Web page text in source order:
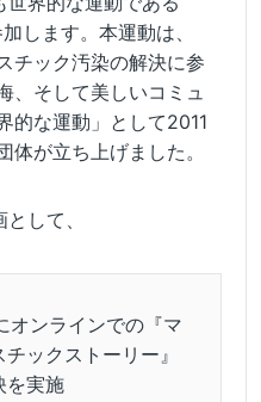
します。本運動は、
チック汚染の解決に参
、そして美しいコミュ
的な運動」として2011
が立ち上げました。
して、
オンラインでの『マ
ックストーリー』
を実施